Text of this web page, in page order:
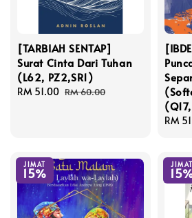
[TARBIAH SENTAP]
Surat Cinta Dari Tuhan
(L62, PZ2,SR1)
Sale
RM 51.00 Regular
RM 60.00
Sale
RM
JIMAT
15%
JIMAT